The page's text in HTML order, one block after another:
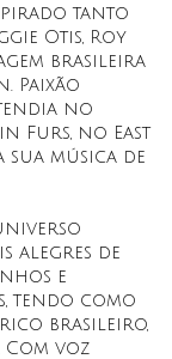
tanto
Otis, Roy
brasileira
Paixão
no
Furs, no East
sua música de
alegres de
e
tendo como
brasileiro,
Com voz